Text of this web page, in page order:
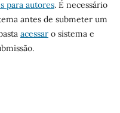
para autores. É necessário
antes de submeter um
acessaro sistema e